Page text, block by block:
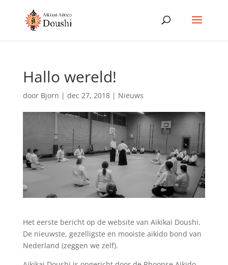
Hallo wereld!
door Bjorn | dec 27, 2018| Nieuws
Het eerste bericht op de website van Aikikai Doushi.
De nieuwste, gezelligste en mooiste aikido bond van
Nederland (zeggen we zelf).